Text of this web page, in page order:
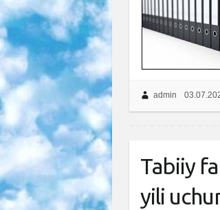
admin
Tabiiy
yili